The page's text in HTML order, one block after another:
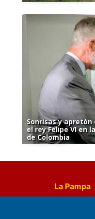
Sonrisas y
el rey Felipe VI en
de Colombia
La Pampa